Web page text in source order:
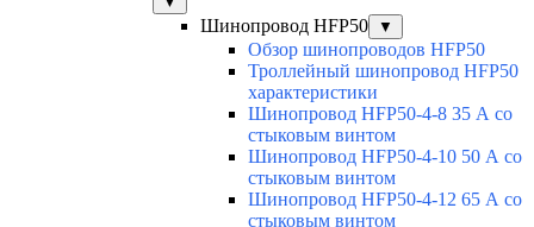
Шинопровод HFP50 ▼
Обзор шинопроводов HFP50
Троллейный шинопровод HFP50
характеристики
Шинопровод HFP50-4-8 35 А со
стыковым винтом
Шинопровод HFP50-4-10 50 А со
стыковым винтом
Шинопровод HFP50-4-12 65 А со
стыковым винтом